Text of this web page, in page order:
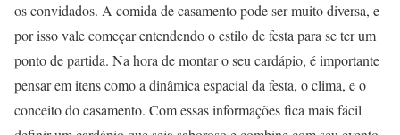
os convidados. A comida de casamento pode ser muito diversa, e
por isso vale começar entendendo o estilo de festa para se ter um
ponto de partida. Na hora de montar o seu cardápio, é importante
pensar em itens como a dinâmica espacial da festa, o clima, e o
conceito do casamento. Com essas informações fica mais fácil